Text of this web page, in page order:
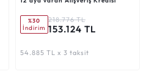
%30
İndirim
218.776 TL
153.124 TL
54.885 TL x 3 taksit